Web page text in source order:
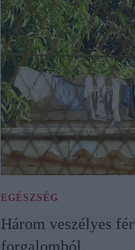
EGÉSZSÉG
Három veszélyes
forgalomból